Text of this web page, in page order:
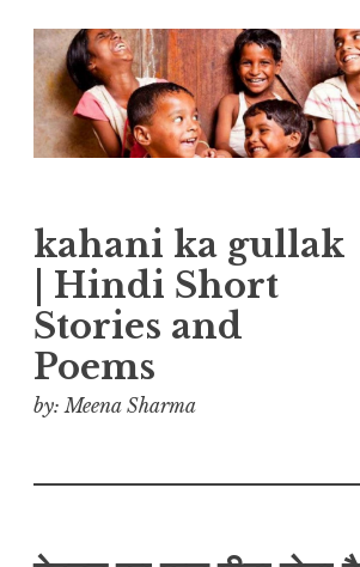
Skip
to
content
kahani ka gullak
| Hindi Short
Stories and
Poems
by: Meena Sharma